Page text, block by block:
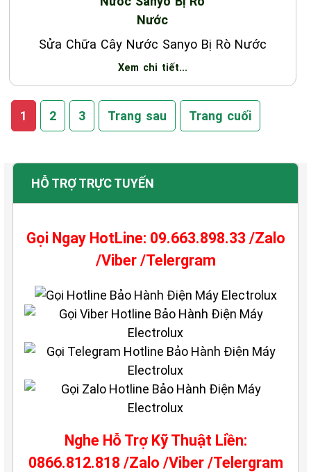
Sửa Chữa Cây Nước Sanyo Bị Rò Nước
Xem chi tiết...
1 2 3 Trang sau Trang cuối
HỖ TRỢ TRỰC TUYẾN
Gọi Ngay HotLine: 09.663.898.33 /Zalo
/Viber /Telergram
Nghe Hỗ Trợ Kỹ Thuật Liền:
0866.812.818 /Zalo /Viber /Telergram